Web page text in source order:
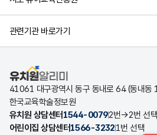
관련기관 바로가기
유치원알리미
41061 대구광역시 동구 동내로 64 (동내동
한국교육학술정보원
유치원 상담센터 1544-00792번→2번 선택
어린이집 상담센터1566-32321번 선택